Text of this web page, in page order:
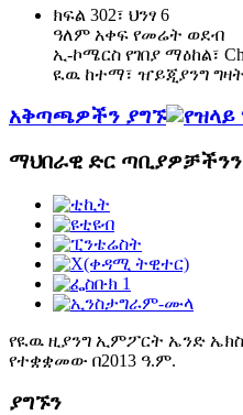
ክፍል 302፣ ህንፃ 6
ዓለም አቀፍ የመሬት ወደብ
ኢ-ኮሜርስ የገበያ ማዕከል፣
ዪዉ ከተማ፣ ዠይጂያንግ ግዛት
አቅጣጫዎችን ያግኙ
ማህበራዊ ድር
የዪዉ ዚያንግ ኢምፖርት ኤንድ
የተቋቋመው በ2013 ዓ.ም.
ያግኙን